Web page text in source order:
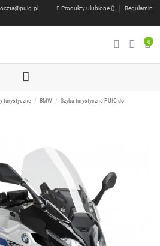
Produkty ulubione ()
Regulamin
0
turystyczne BMW
Szyba turystyczna PUIG do